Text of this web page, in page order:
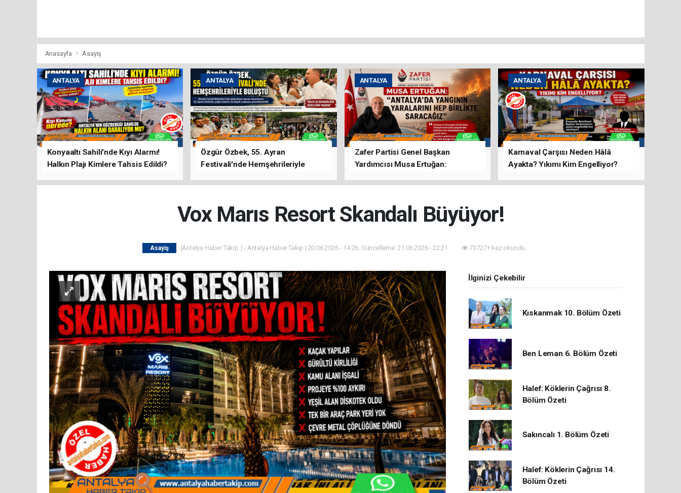
Anasayfa Asayiş
ANTALYA
Konyaaltı Sahili'nde Kıyı Alarmı!
Halkın Plajı Kimlere Tahsis Edildi?
ANTALYA
Özgür Özbek, 55. Ayran
Festivali'nde Hemşehrileriyle
ANTALYA
Zafer Partisi Genel Başkan
Yardımcısı Musa Ertuğan:
ANTALYA
Karnaval Çarşısı Neden Hâlâ
Ayakta? Yıkımı Kim Engelliyor?
Vox Marıs Resort Skandalı Büyüyor!
Asayiş (Antalya Haber Takip ) - Antalya Haber Takip | 20.06.2026 - 14:26, Güncelleme: 21.06.2026 - 22:21 73727+ kez okundu.
İlginizi Çekebilir
Kıskanmak 10. Bölüm Özeti
Ben Leman 6. Bölüm Özeti
Halef: Köklerin Çağrısı 8.
Bölüm Özeti
Sakıncalı 1. Bölüm Özeti
Halef: Köklerin Çağrısı 14.
Bölüm Özeti